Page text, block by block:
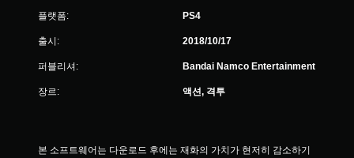
플랫폼: PS4
출시: 2018/10/17
퍼블리셔: Bandai Namco Entertainment
장르: 액션, 격투
본 소프트웨어는 다운로드 후에는 재화의 가치가 현저히 감소하기